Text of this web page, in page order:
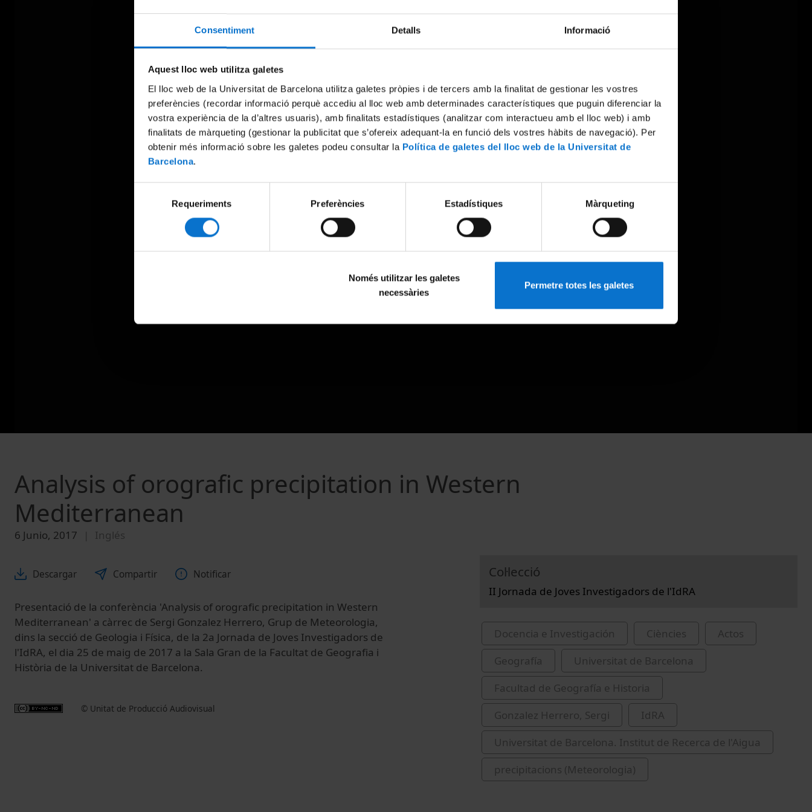
Consentiment Detalls Informació
Aquest lloc web utilitza galetes
El lloc web de la Universitat de Barcelona utilitza galetes pròpies i de tercers amb la finalitat de gestionar les vostres
preferències (recordar informació perquè accediu al lloc web amb determinades característiques que puguin diferenciar la
vostra experiència de la d’altres usuaris), amb finalitats estadístiques (analitzar com interactueu amb el lloc web) i amb
finalitats de màrqueting (gestionar la publicitat que s’ofereix adequant-la en funció dels vostres hàbits de navegació). Per
obtenir més informació sobre les galetes podeu consultar la Política de galetes del lloc web de la Universitat de
Barcelona.
consentiment
Requeriments Preferències Estadístiques Màrqueting
Només utilitzar les galetes
necessàries
Permetre totes les galetes
Try again
Analysis of orografic precipitation in Western
Mediterranean
6 Junio, 2017 Inglés
Descargar Compartir Notificar
Presentació de la conferència 'Analysis of orografic precipitation in Western
Mediterranean' a càrrec de Sergi Gonzalez Herrero, Grup de Meteorologia,
dins la secció de Geologia i Física, de la 2a Jornada de Joves Investigadors de
l'IdRA, el dia 25 de maig de 2017 a la Sala Gran de la Facultat de Geografia i
Història de la Universitat de Barcelona.
© Unitat de Producció Audiovisual
Col·lecció
II Jornada de Joves Investigadors de l'IdRA
Docencia e Investigación Ciències
Actos
Geografía
Universitat de Barcelona
Facultad de Geografía e Historia
Gonzalez Herrero, Sergi
IdRA
Universitat de Barcelona. Institut de Recerca de l'Aigua
precipitacions (Meteorologia)